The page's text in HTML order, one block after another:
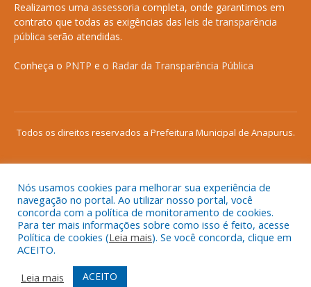
Realizamos uma assessoria completa, onde garantimos em
contrato que todas as exigências das leis de transparência
pública serão atendidas.
Conheça o PNTP e o Radar da Transparência Pública
Todos os direitos reservados a Prefeitura Municipal de Anapurus.
Mapa do Site
Acessar Área Administrativa
Acessar o Webmail
Nós usamos cookies para melhorar sua experiência de
navegação no portal. Ao utilizar nosso portal, você
concorda com a política de monitoramento de cookies.
Para ter mais informações sobre como isso é feito, acesse
Política de cookies (Leia mais). Se você concorda, clique em
ACEITO.
Leia mais
ACEITO